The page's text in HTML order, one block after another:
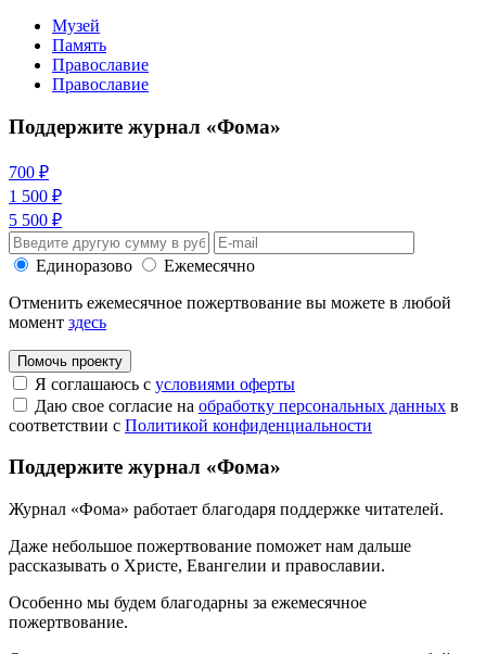
Музей
Память
Православие
Православие
Поддержите журнал «Фома»
700 ₽
1 500 ₽
5 500 ₽
Единоразово
Ежемесячно
Отменить ежемесячное пожертвование вы можете в любой
момент здесь
Помочь проекту
Я соглашаюсь с условиями оферты
Даю свое согласие на обработку персональных данных в
соответствии с Политикой конфиденциальности
Поддержите журнал «Фома»
Журнал «Фома» работает благодаря поддержке читателей.
Даже небольшое пожертвование поможет нам дальше
рассказывать о Христе, Евангелии и православии.
Особенно мы будем благодарны за ежемесячное
пожертвование.